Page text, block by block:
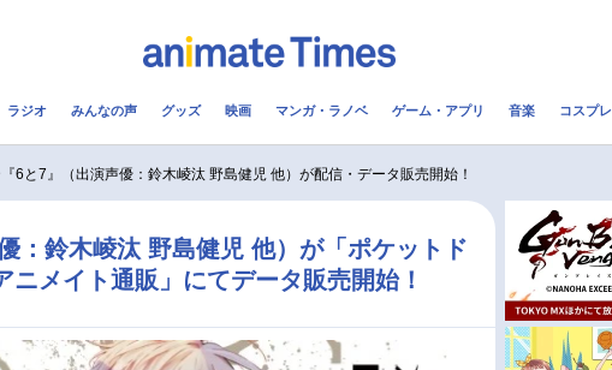
コスプレ 2.5次元 配信・Vtuber
実写化映画一覧
今期アニメ曜日別一覧
ラジオ みんなの声 グッズ 映画 マンガ・ラノベ ゲーム・アプリ 音楽 コスプレ
6と7』（出演声優：鈴木崚汰 野島健児 他）が配信・データ販売開始！
：鈴木崚汰 野島健児 他）が「ポケットド
メイト通販」にてデータ販売開始！